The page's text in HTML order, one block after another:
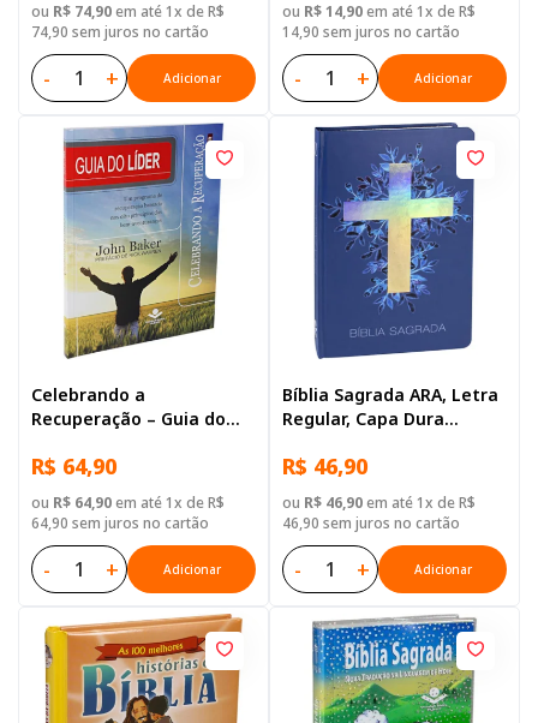
ou R$ 74,90em até 1x de R$
74,90 sem juros no cartão
- + Adicionar
ou R$ 14,90em até 1x de R$
14,90 sem juros no cartão
- + Adicionar
Celebrando a
Recuperação – Guia do
R$ 64,90
ou R$ 64,90em até 1x de R$
64,90 sem juros no cartão
- + Adicionar
Bíblia Sagrada ARA, Letra
Regular, Capa Dura
R$ 46,90
ou R$ 46,90em até 1x de R$
46,90 sem juros no cartão
- + Adicionar